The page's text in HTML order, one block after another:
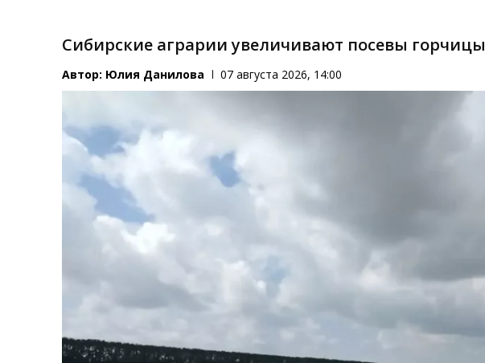
Сибирские аграрии увеличивают посевы горчицы
Автор: Юлия Данилова 07 августа 2026, 14:00